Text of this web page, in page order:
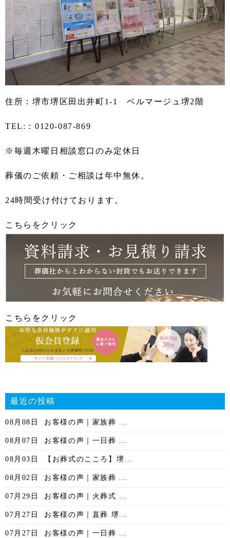
住所：堺市堺区田出井町1-1 ベルマージュ堺2階
TEL:：0120-087-869
※毎週木曜日相談窓口のみ定休日
葬儀のご依頼・ご相談は年中無休。
24時間受け付けております。
こちらをクリック
こちらをクリック
最近の投稿
08月08日 お客様の声｜家族葬 ...
08月07日 お客様の声｜一日葬 ...
08月03日 【お葬式のこころ】堺...
08月02日 お客様の声｜家族葬 ...
07月29日 お客様の声｜火葬式 ...
07月27日 お客様の声｜直葬 堺...
07月27日 お客様の声｜一日葬 ...